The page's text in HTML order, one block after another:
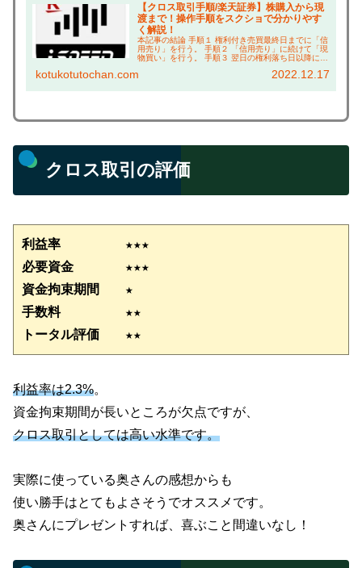
【クロス取引手順/楽天証券】株購入から現
渡まで！操作手順をスクショで分かりやす
く解説！
本記事の結論 手順１ 権利付き売買最終日までに「信
用売り」を行う。 手順２ 「信用売り」に続けて「現
物買い」を行う。 手順３ 翌日の権利落ち日以降に現
う。 こんにちは、コツコツ父ちゃんです。本ブロ...
kotukotutochan.com 2022.12.17
クロス取引の評価
利益率　　　　　★★★
必要資金　　　　★★★
資金拘束期間　　★
手数料　　　　　★★
トータル評価　　★★
利益率は2.3%。
資金拘束期間が長いところが欠点ですが、
クロス取引としては高い水準です。
実際に使っている奥さんの感想からも
使い勝手はとてもよさそうでオススメです。
奥さんにプレゼントすれば、喜ぶこと間違いなし！